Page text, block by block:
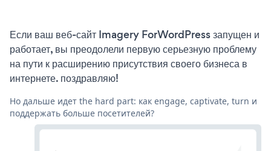
Если ваш веб-сайт Imagery ForWordPress запущен и
работает, вы преодолели первую серьезную проблему
на пути к расширению присутствия своего бизнеса в
интернете. поздравляю!
Но дальше идет the hard part: как engage, captivate, turn и
поддержать больше посетителей?